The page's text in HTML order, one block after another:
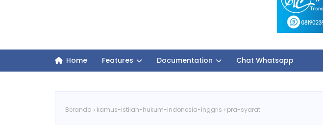
Home Features Documentation Chat Whatsapp
Beranda kamus-istilah-hukum-indonesia-inggris pra-syarat